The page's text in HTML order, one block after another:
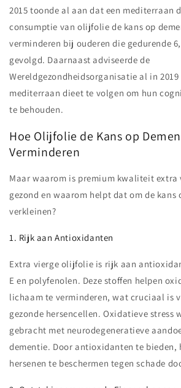
2015 toonde al aan dat een mediterraan
consumptie van olijfolie de kans op
verminderen bij ouderen die gedurende
gevolgd. Daarnaast adviseerde de
Wereldgezondheidsorganisatie al in 2019
mediterraan dieet te volgen om hun
te behouden.
Hoe Olijfolie de Kans op
Verminderen
Maar waarom is premium kwaliteit
gezond en waarom helpt dat om de kans
verkleinen?
1. Rijk aan Antioxidanten
Extra vierge olijfolie is rijk aan
E en polyfenolen. Deze stoffen helpen
lichaam te verminderen, wat cruciaal is
gezonde hersencellen. Oxidatieve stress
gebracht met neurodegeneratieve
dementie. Door antioxidanten te
hersenen te beschermen tegen schade